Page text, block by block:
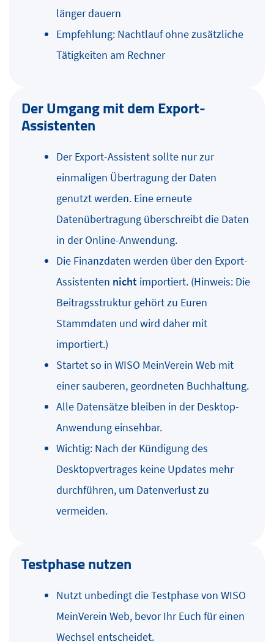
länger dauern
Empfehlung: Nachtlauf ohne zusätzliche
Tätigkeiten am Rechner
Der Umgang mit dem Export-
Assistenten
Der Export-Assistent sollte nur zur
einmaligen Übertragung der Daten
genutzt werden. Eine erneute
Datenübertragung überschreibt die Daten
in der Online-Anwendung.
Die Finanzdaten werden über den Export-
Assistenten nicht importiert. (Hinweis: Die
Beitragsstruktur gehört zu Euren
Stammdaten und wird daher mit
importiert.)
Startet so in WISO MeinVerein Web mit
einer sauberen, geordneten Buchhaltung.
Alle Datensätze bleiben in der Desktop-
Anwendung einsehbar.
Wichtig: Nach der Kündigung des
Desktopvertrages keine Updates mehr
durchführen, um Datenverlust zu
vermeiden.
Testphase nutzen
Nutzt unbedingt die Testphase von WISO
MeinVerein Web, bevor Ihr Euch für einen
Wechsel entscheidet.